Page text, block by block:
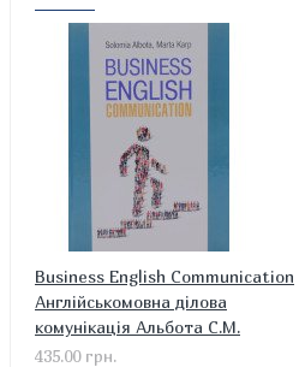
Business English Communication
Англійськомовна ділова
комунікація Альбота С.М.
435.00 грн.